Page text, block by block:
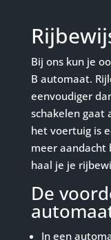
Bij ons kun je
B automaat.
eenvoudiger
schakelen gaat
het voertuig is
meer aandacht
haal je je
De
In een